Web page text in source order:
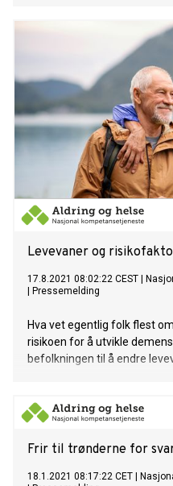
Levevaner og
17.8.2021 08:02:22 CEST
Pressemelding
Hva vet egentlig folk flest
risikoen for å utvikle
befolkningen til å endre
Frir til trønderne for
18.1.2021 08:17:22 CET